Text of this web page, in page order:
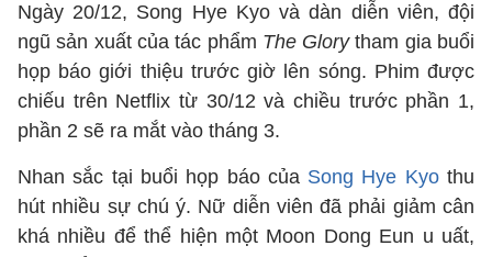
Ngày 20/12, Song Hye Kyo và dàn diễn viên, đội
ngũ sản xuất của tác phẩm The Glorytham gia buổi
họp báo giới thiệu trước giờ lên sóng. Phim được
chiếu trên Netflix từ 30/12 và chiều trước phần 1,
phần 2 sẽ ra mắt vào tháng 3.
Nhan sắc tại buổi họp báo của Song Hye Kyothu
hút nhiều sự chú ý. Nữ diễn viên đã phải giảm cân
khá nhiều để thể hiện một Moon Dong Eun u uất,